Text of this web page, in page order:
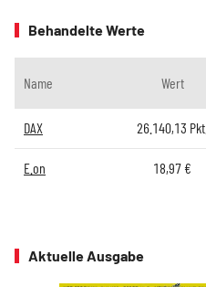
Behandelte Werte
Name Wert
DAX 26.140,13 Pkt.
E.on 18,97 €
Aktuelle Ausgabe